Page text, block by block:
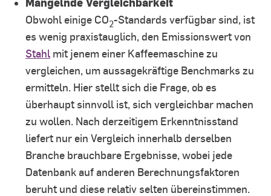
Obwohl einige CO2-Standards verfügbar sind, ist
es wenig praxistauglich, den Emissionswert von
Stahl mit jenem einer Kaffeemaschine zu
vergleichen, um aussagekräftige Benchmarks zu
ermitteln. Hier stellt sich die Frage, ob es
überhaupt sinnvoll ist, sich vergleichbar machen
zu wollen. Nach derzeitigem Erkenntnisstand
liefert nur ein Vergleich innerhalb derselben
Branche brauchbare Ergebnisse, wobei jede
Datenbank auf anderen Berechnungsfaktoren
beruht und diese relativ selten übereinstimmen.